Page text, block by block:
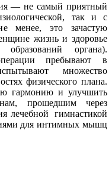
— не самый приятный
так и с
менее, это зачастую
жизнь и здоровье
органа).
пребывают в
множество
физического плана.
гармонию и улучшить
прошедшим через
лечебной гимнастикой
для интимных мышц